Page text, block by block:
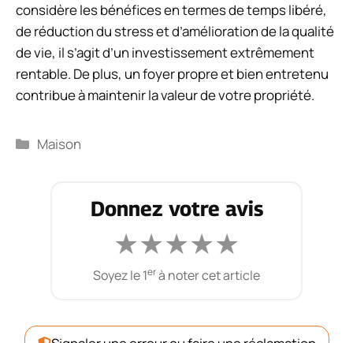
considère les bénéfices en termes de temps libéré,
de réduction du stress et d’amélioration de la qualité
de vie, il s’agit d’un investissement extrêmement
rentable. De plus, un foyer propre et bien entretenu
contribue à maintenir la valeur de votre propriété.
Catégories
Maison
Donnez votre avis
★★★★★
Soyez le 1erà noter cet article